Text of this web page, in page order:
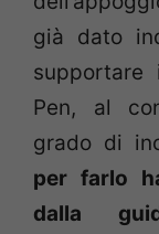
già dato
Pen, al
grado di
per farlo
dalla